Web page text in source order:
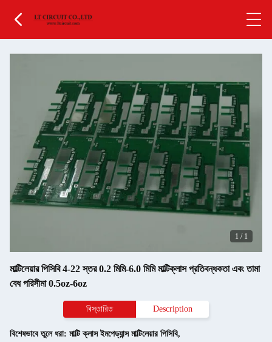
1 / 1
মাল্টিলেয়ার পিসিবি 4-22 স্তর 0.2 মিমি-6.0 মিমি মাল্টিক্লাস প্রতিবন্ধকতা এবং তামা
বেধ পরিসীমা 0.5oz-6oz
বিস্তারিত Description
বিশেষভাবে তুলে ধরা: মাল্টি ক্লাস ইমপেড্যান্স মাল্টিলেয়ার পিসিবি,